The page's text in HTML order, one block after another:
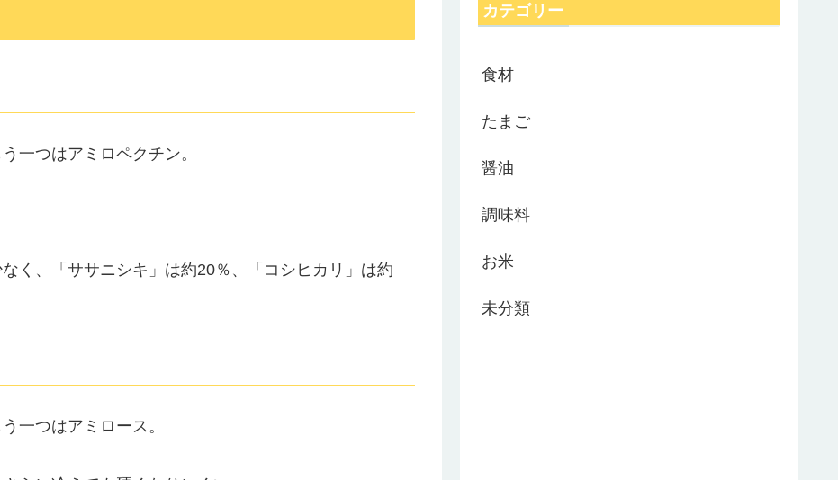
一つはアミロペクチン。
く、「ササニシキ」は約20％、「コシヒカリ」は約
一つはアミロース。
カテゴリー
食材
たまご
醤油
調味料
お米
未分類